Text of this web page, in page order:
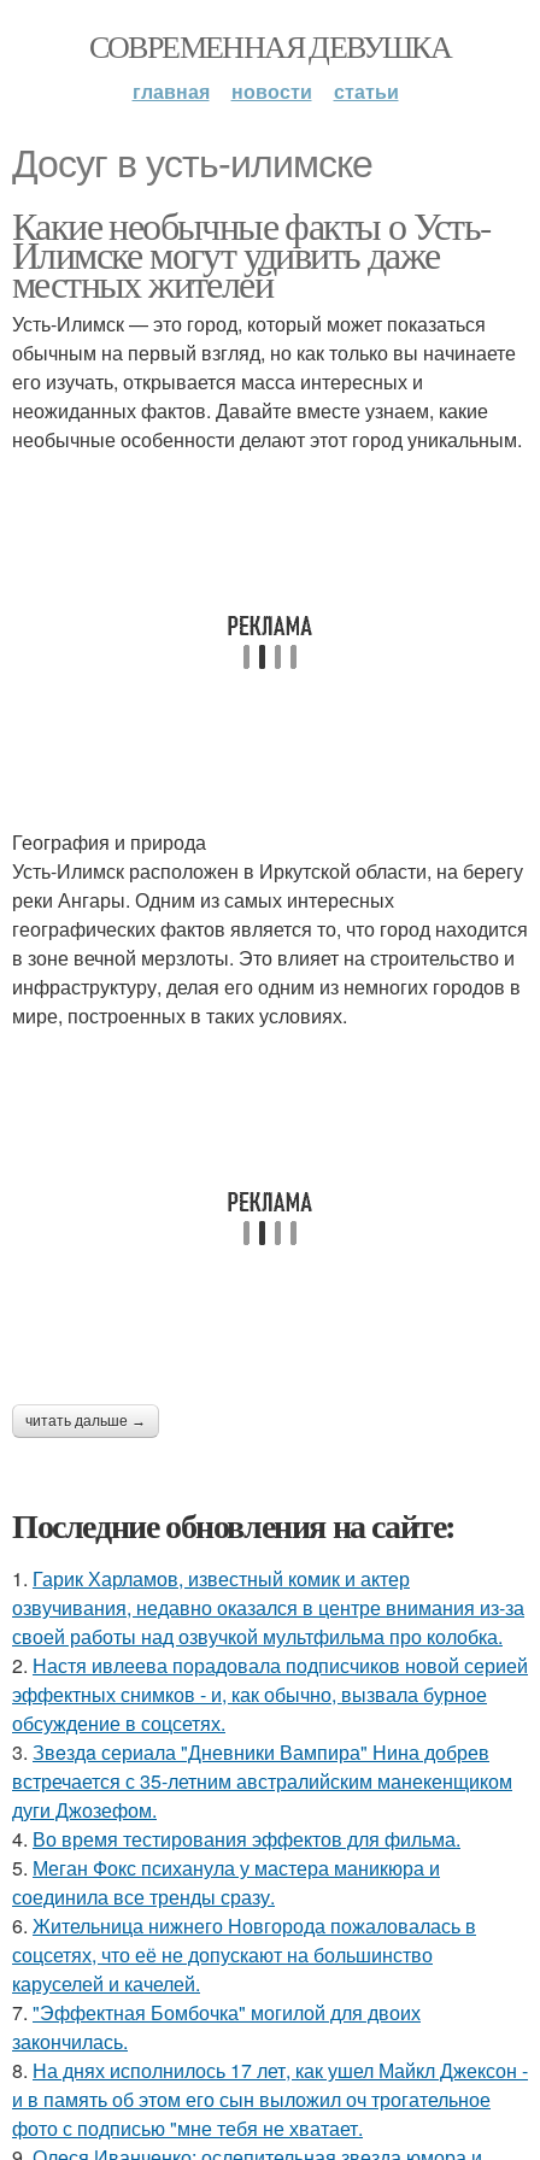
СОВРЕМЕННАЯ ДЕВУШКА
главная новости статьи
Досуг в усть-илимске
Какие необычные факты о Усть-
Илимске могут удивить даже
местных жителей
Усть-Илимск — это город, который может показаться
обычным на первый взгляд, но как только вы начинаете
его изучать, открывается масса интересных и
неожиданных фактов. Давайте вместе узнаем, какие
необычные особенности делают этот город уникальным.
География и природа
Усть-Илимск расположен в Иркутской области, на берегу
реки Ангары. Одним из самых интересных
географических фактов является то, что город находится
в зоне вечной мерзлоты. Это влияет на строительство и
инфраструктуру, делая его одним из немногих городов в
мире, построенных в таких условиях.
читать дальше →
Последние обновления на сайте:
1. Гарик Харламов, известный комик и актер
озвучивания, недавно оказался в центре внимания из-за
своей работы над озвучкой мультфильма про колобка.
2. Настя ивлеева порадовала подписчиков новой серией
эффектных снимков - и, как обычно, вызвала бурное
обсуждение в соцсетях.
3. Звeздa сериала "Дневники Вампира" Нина добрев
встречается с 35-летним австралийским манекенщиком
дуги Джозефом.
4. Во время тестирования эффектов для фильма.
5. Меган Фокс психанула у мастера маникюра и
соединила все тренды сразу.
6. Жительница нижнего Новгорода пожаловалась в
соцсетях, что её не допускают на большинство
каруселей и качелей.
7. "Эффектная Бомбочка" могилой для двоих
закончилась.
8. На днях исполнилось 17 лет, как ушел Майкл Джексон -
и в память об этом его сын выложил оч трогательное
фото с подписью "мне тебя не хватает.